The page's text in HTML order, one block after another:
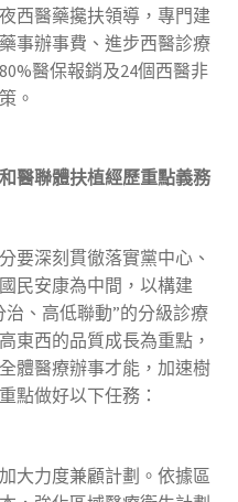
西醫藥攙扶領導，專門建
事辦事費、進步西醫診療
醫保報銷及24個西醫非
。
聯體扶植經歷重點義務
深刻貫徹落實黨中心、
民安康為中間，以構建
、高低聯動”的分級診療
東西的品質成長為重點，
體醫療辦事才能，加速樹
點做好以下任務：
力度兼顧計劃。依據區